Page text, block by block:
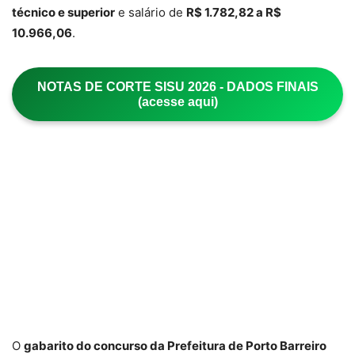
técnico e superior e salário de R$ 1.782,82 a R$
10.966,06.
NOTAS DE CORTE SISU 2026 - DADOS FINAIS
(acesse aqui)
O gabarito do concurso da Prefeitura de Porto Barreiro